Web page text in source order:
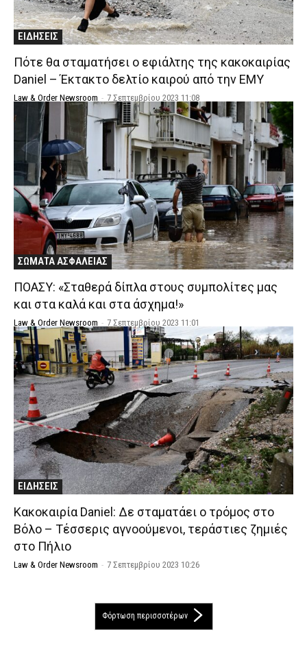
ΕΙΔΗΣΕΙΣ
Πότε θα σταματήσει ο εφιάλτης της κακοκαιρίας
Daniel – Έκτακτο δελτίο καιρού από την ΕΜΥ
Law & Order Newsroom - 7 Σεπτεμβρίου 2023 11:08
ΣΩΜΑΤΑ ΑΣΦΑΛΕΙΑΣ
ΠΟΑΣΥ: «Σταθερά δίπλα στους συμπολίτες μας
και στα καλά και στα άσχημα!»
Law & Order Newsroom - 7 Σεπτεμβρίου 2023 11:01
ΕΙΔΗΣΕΙΣ
Κακοκαιρία Daniel: Δε σταματάει ο τρόμος στο
Βόλο – Τέσσερις αγνοούμενοι, τεράστιες ζημιές
στο Πήλιο
Law & Order Newsroom - 7 Σεπτεμβρίου 2023 10:26
Φόρτωση περισσοτέρων